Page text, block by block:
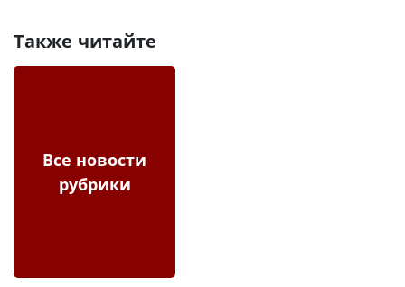
Также читайте
Все новости
рубрики